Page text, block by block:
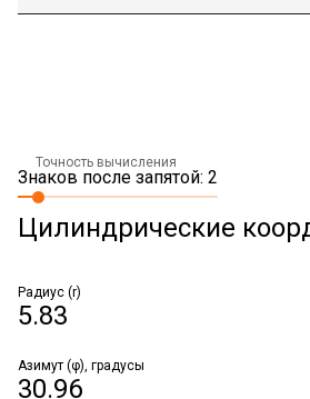
Точность вычисления
Знаков после запятой: 2
Цилиндрические
Радиус (r)
5.83
Азимут (φ), градусы
30.96